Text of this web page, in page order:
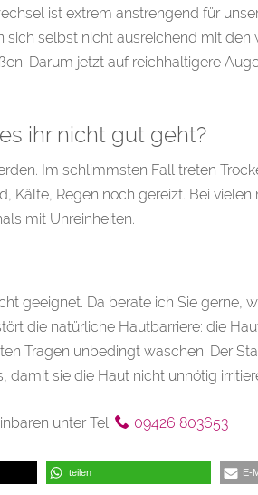
ist extrem anstrengend für
sich selbst nicht ausreichend mit den
Darum jetzt auf reichhaltigere
ihr nicht gut geht?
Im schlimmsten Fall treten
Kälte, Regen noch gereizt. Bei vielen
mit Unreinheiten.
geeignet. Da berate ich Sie gerne,
die natürliche Hautbarriere: die
Tragen unbedingt waschen. Der
sie die Haut nicht unnötig
unter Tel. 09426 803653
teilen E-